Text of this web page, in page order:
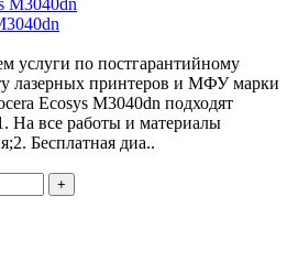
услуги по постгарантийному
лазерных принтеров и МФУ марки
Ecosys M3040dn подходят
На все работы и материалы
Бесплатная диа..
+